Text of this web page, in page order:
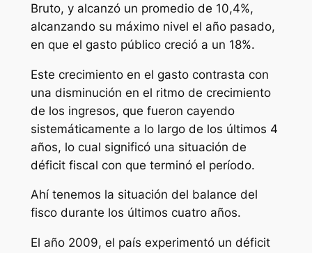
Bruto, y alcanzó un promedio de 10,4%,
alcanzando su máximo nivel el año pasado,
en que el gasto público creció a un 18%.
Este crecimiento en el gasto contrasta con
una disminución en el ritmo de crecimiento
de los ingresos, que fueron cayendo
sistemáticamente a lo largo de los últimos 4
años, lo cual significó una situación de
déficit fiscal con que terminó el período.
Ahí tenemos la situación del balance del
fisco durante los últimos cuatro años.
El año 2009, el país experimentó un déficit